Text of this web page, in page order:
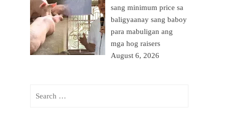
sang minimum price sa
baligyaanay sang baboy
para mabuligan ang
mga hog raisers
August 6, 2026